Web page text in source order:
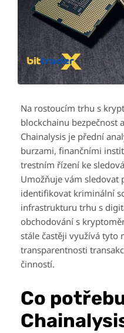
Na rostoucím trhu s
blockchainu bezpečnost
Chainalysis je přední
burzami, finančními
trestním řízení ke
Umožňuje vám sledovat
identifikovat kriminální
infrastrukturu trhu s
obchodování s
stále častěji využívá tyto
transparentnosti
činností.
Co